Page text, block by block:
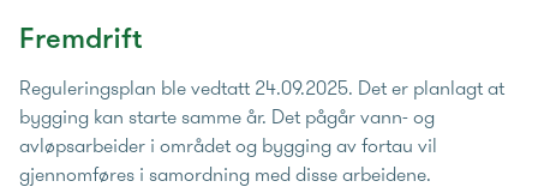
Fremdrift
Reguleringsplan ble vedtatt 24.09.2025. Det er planlagt at
bygging kan starte samme år. Det pågår vann- og
avløpsarbeider i området og bygging av fortau vil
gjennomføres i samordning med disse arbeidene.